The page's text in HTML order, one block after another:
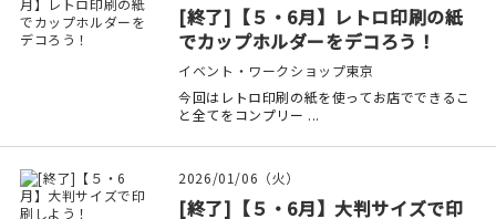
[終了]【５・6月】レトロ印刷の紙
でカップホルダーをデコろう！
イベント・ワークショップ東京
今回はレトロ印刷の紙を使ってお店でできるこ
と全てをコンプリー ...
2026/01/06（火）
[終了]【５・6月】大判サイズで印